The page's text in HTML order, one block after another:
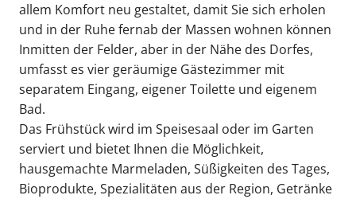
allem Komfort neu gestaltet, damit Sie sich erholen
und in der Ruhe fernab der Massen wohnen können
Inmitten der Felder, aber in der Nähe des Dorfes,
umfasst es vier geräumige Gästezimmer mit
separatem Eingang, eigener Toilette und eigenem
Bad.
Das Frühstück wird im Speisesaal oder im Garten
serviert und bietet Ihnen die Möglichkeit,
hausgemachte Marmeladen, Süßigkeiten des Tages,
Bioprodukte, Spezialitäten aus der Region, Getränke